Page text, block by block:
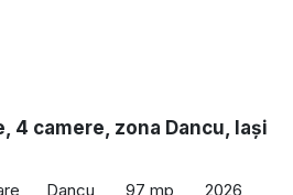
4 camere, zona Dancu, Iași
Dancu 97 mp 2026